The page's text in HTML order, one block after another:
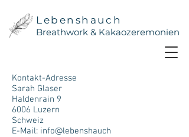
Lebenshauch
Breathwork & Kakaozeremonien
Kontakt-Adresse
Sarah Glaser
Haldenrain 9
6006 Luzern
Schweiz
E-Mail: info@lebenshauch